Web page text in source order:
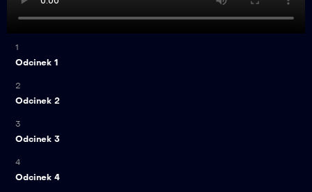
1
Odcinek 1
2
Odcinek 2
3
Odcinek 3
4
Odcinek 4